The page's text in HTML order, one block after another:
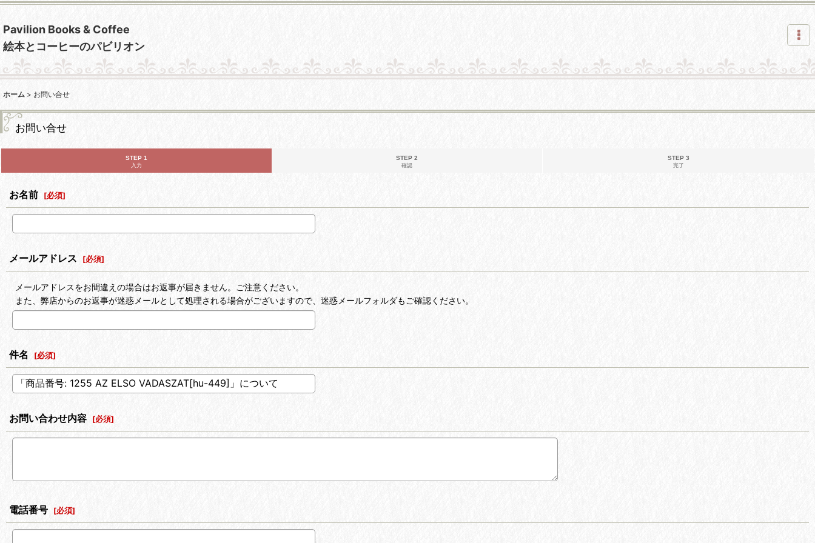
Pavilion Books & Coffee
絵本とコーヒーのパビリオン
ホーム > お問い合せ
お問い合せ
STEP 1
入力
STEP 2
確認
STEP 3
完了
お名前 [必須]
メールアドレス [必須]
メールアドレスをお間違えの場合はお返事が届きません。ご注意ください。
また、弊店からのお返事が迷惑メールとして処理される場合がございますので、迷惑メールフォルダもご確認ください。
件名 [必須]
お問い合わせ内容 [必須]
電話番号 [必須]